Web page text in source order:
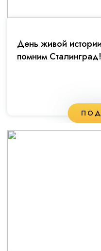
День живой
помним Сталинград!